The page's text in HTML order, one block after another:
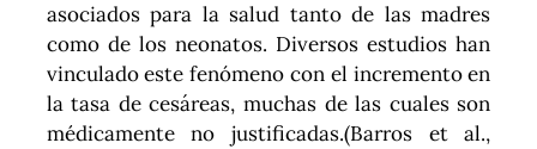
asociados para la salud tanto de las madres
como de los neonatos. Diversos estudios han
vinculado este fenómeno con el incremento en
la tasa de cesáreas, muchas de las cuales son
médicamente no justificadas.(Barros et al.,